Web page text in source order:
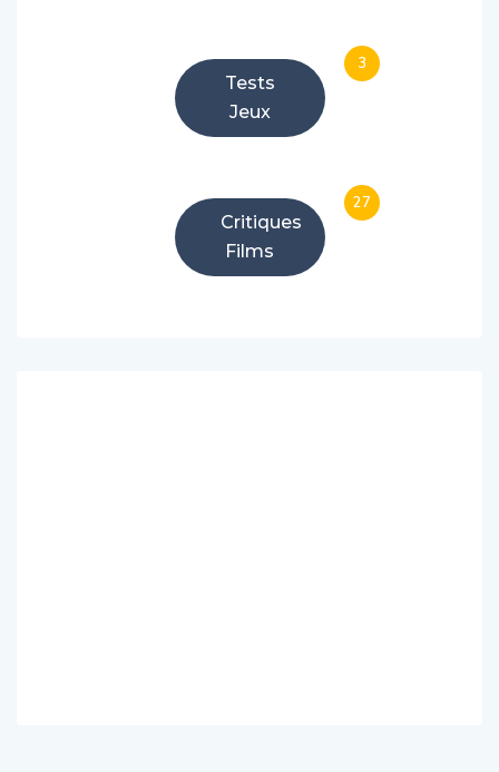
Tests
Jeux
3
Critiques
Films
27